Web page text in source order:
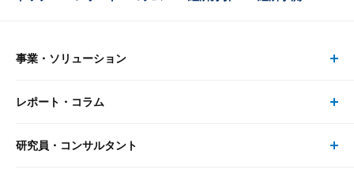
事業・ソリューション
事業・ソリューション トップ
リサーチ
レポート・コラム
レポート・コラム トップ
研究員・コンサルタント